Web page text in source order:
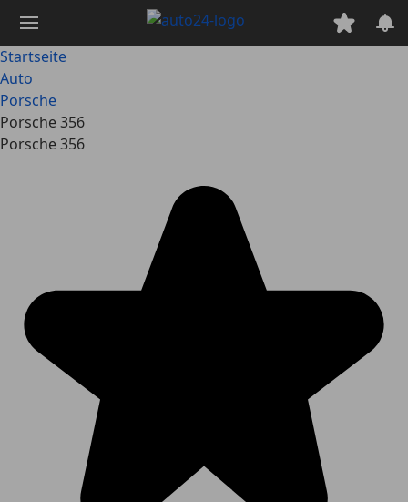
Hauptinhalt
springen
Startseite
Auto
Porsche
Porsche 356
Porsche 356